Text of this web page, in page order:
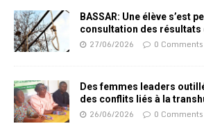
BASSAR: Une élève s’est
consultation des résultats
27/06/2026 0 Comments
Des femmes leaders
des conflits liés à la
26/06/2026 0 Comments